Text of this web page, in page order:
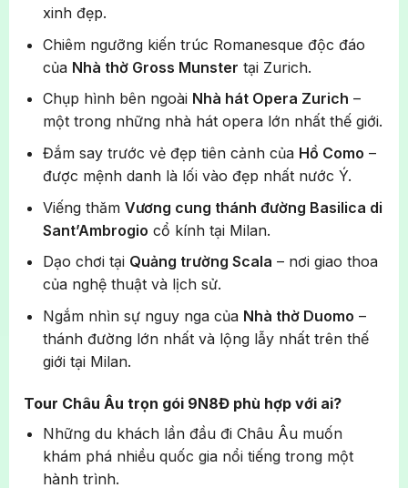
xinh đẹp.
Chiêm ngưỡng kiến trúc Romanesque độc đáo
của Nhà thờ Gross Munster tại Zurich.
Chụp hình bên ngoài Nhà hát Opera Zurich –
một trong những nhà hát opera lớn nhất thế giới.
Đắm say trước vẻ đẹp tiên cảnh của Hồ Como –
được mệnh danh là lối vào đẹp nhất nước Ý.
Viếng thăm Vương cung thánh đường Basilica di
Sant’Ambrogio cổ kính tại Milan.
Dạo chơi tại Quảng trường Scala – nơi giao thoa
của nghệ thuật và lịch sử.
Ngắm nhìn sự nguy nga của Nhà thờ Duomo –
thánh đường lớn nhất và lộng lẫy nhất trên thế
giới tại Milan.
Tour Châu Âu trọn gói 9N8Đ phù hợp với ai?
Những du khách lần đầu đi Châu Âu muốn
khám phá nhiều quốc gia nổi tiếng trong một
hành trình.